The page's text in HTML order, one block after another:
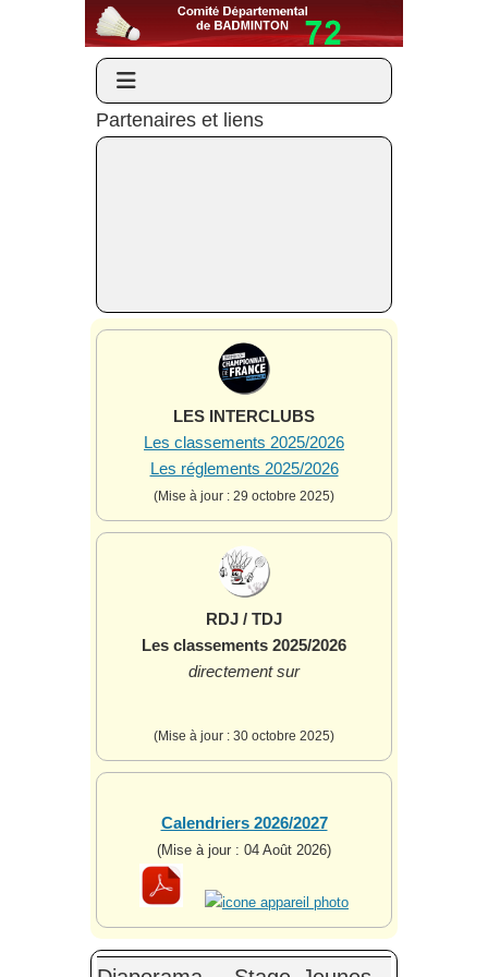
Partenaires et liens
LES INTERCLUBS
Les classements 2025/2026
Les réglements 2025/2026
(Mise à jour : 29 octobre 2025)
RDJ / TDJ
Les classements 2025/2026
directement sur
(Mise à jour : 30 octobre 2025)
Calendriers 2026/2027
(Mise à jour : 04 Août 2026)